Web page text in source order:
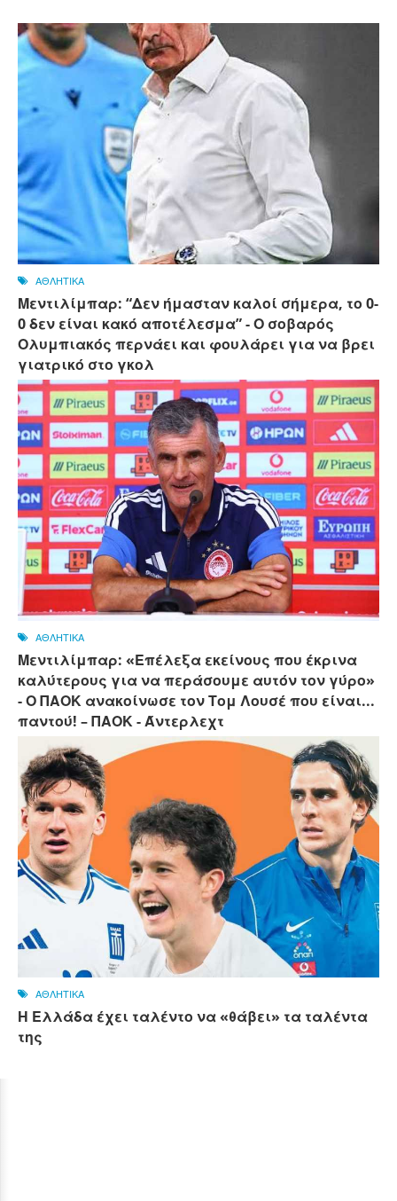
ΑΘΛΗΤΙΚΑ
Μεντιλίμπαρ: “Δεν ήμασταν καλοί σήμερα, το 0-
0 δεν είναι κακό αποτέλεσμα” - Ο σοβαρός
Ολυμπιακός περνάει και φουλάρει για να βρει
γιατρικό στο γκολ
ΑΘΛΗΤΙΚΑ
Μεντιλίμπαρ: «Επέλεξα εκείνους που έκρινα
καλύτερους για να περάσουμε αυτόν τον γύρο»
- Ο ΠΑΟΚ ανακοίνωσε τον Τομ Λουσέ που είναι...
παντού! – ΠΑΟΚ - Άντερλεχτ
ΑΘΛΗΤΙΚΑ
Η Ελλάδα έχει ταλέντο να «θάβει» τα ταλέντα
της